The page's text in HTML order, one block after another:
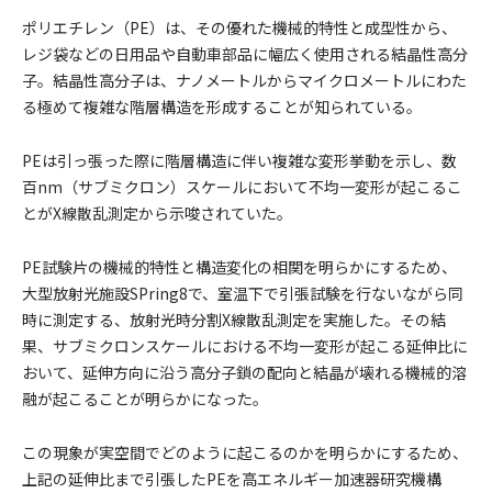
ポリエチレン（PE）は、その優れた機械的特性と成型性から、
レジ袋などの日用品や自動車部品に幅広く使用される結晶性高分
子。結晶性高分子は、ナノメートルからマイクロメートルにわた
る極めて複雑な階層構造を形成することが知られている。
PEは引っ張った際に階層構造に伴い複雑な変形挙動を示し、数
百nm（サブミクロン）スケールにおいて不均一変形が起こるこ
とがX線散乱測定から示唆されていた。
PE試験片の機械的特性と構造変化の相関を明らかにするため、
大型放射光施設SPring8で、室温下で引張試験を行ないながら同
時に測定する、放射光時分割X線散乱測定を実施した。その結
果、サブミクロンスケールにおける不均一変形が起こる延伸比に
おいて、延伸方向に沿う高分子鎖の配向と結晶が壊れる機械的溶
融が起こることが明らかになった。
この現象が実空間でどのように起こるのかを明らかにするため、
上記の延伸比まで引張したPEを高エネルギー加速器研究機構